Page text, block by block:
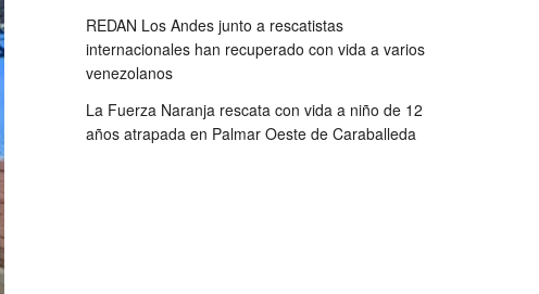
REDAN Los Andes junto a rescatistas
internacionales han recuperado con vida a varios
venezolanos
La Fuerza Naranja rescata con vida a niño de 12
años atrapada en Palmar Oeste de Caraballeda